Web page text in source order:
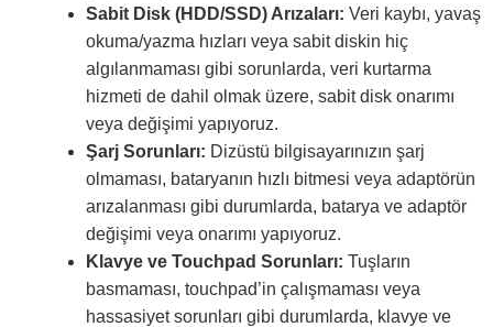
Sabit Disk (HDD/SSD) Arızaları: Veri kaybı, yavaş
okuma/yazma hızları veya sabit diskin hiç
algılanmaması gibi sorunlarda, veri kurtarma
hizmeti de dahil olmak üzere, sabit disk onarımı
veya değişimi yapıyoruz.
Şarj Sorunları: Dizüstü bilgisayarınızın şarj
olmaması, bataryanın hızlı bitmesi veya adaptörün
arızalanması gibi durumlarda, batarya ve adaptör
değişimi veya onarımı yapıyoruz.
Klavye ve Touchpad Sorunları: Tuşların
basmaması, touchpad’in çalışmaması veya
hassasiyet sorunları gibi durumlarda, klavye ve